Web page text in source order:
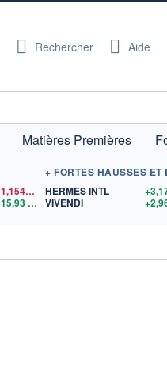
Rechercher Aide
Matières Premières
1,1540$US
15,93$US
+ FORTES HAUSSES
HERMES INTL
VIVENDI